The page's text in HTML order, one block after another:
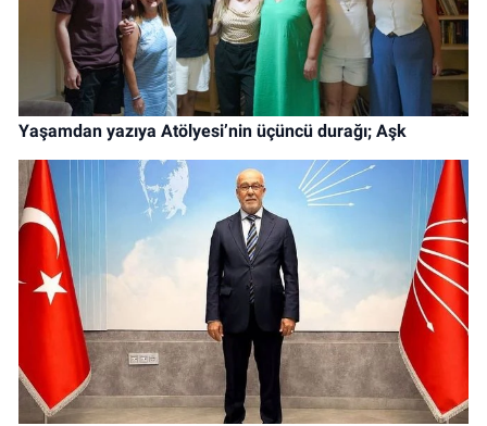
Yaşamdan yazıya Atölyesi’nin üçüncü durağı; Aşk